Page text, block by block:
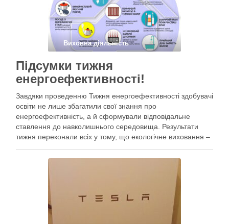
Виховна діяльність
Підсумки тижня
енергоефективності!
Завдяки проведенню Тижня енергоефективності здобувачі
освіти не лише збагатили свої знання про
енергоефективність, а й сформували відповідальне
ставлення до навколишнього середовища. Результати
тижня переконали всіх у тому, що екологічне виховання –